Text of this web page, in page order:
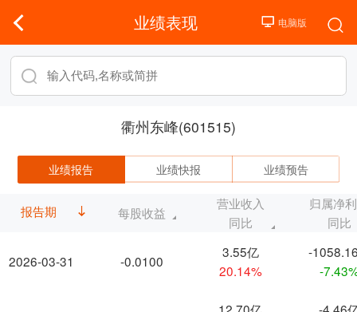
业绩表现
衢州东峰(601515)
业绩报告 业绩快报 业绩预告
报告期
2026-03-31
每股收益
营业收入
同比
归属净
同比
-0.0100
3.55亿
20.14%
-
-